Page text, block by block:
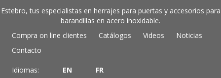
Estebro, tus especialistas en herrajes para puertas y accesorios para
barandillas en acero inoxidable.
Compra on line clientes
Catálogos Videos
Noticias
Contacto
Idiomas: EN FR